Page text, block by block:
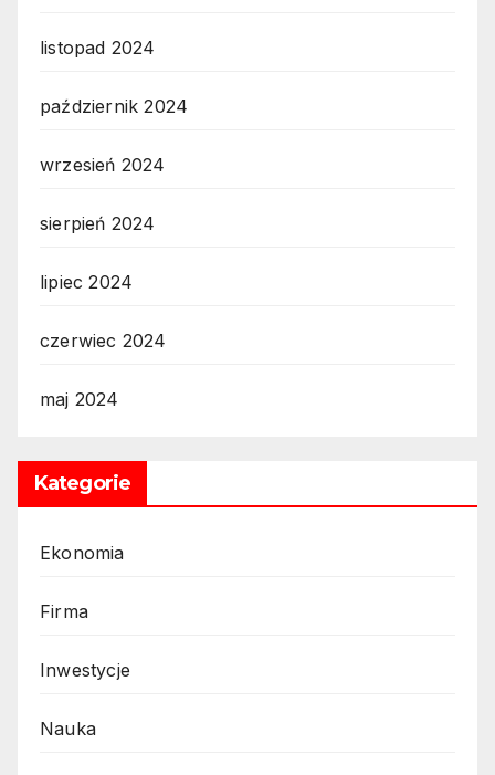
listopad 2024
październik 2024
wrzesień 2024
sierpień 2024
lipiec 2024
czerwiec 2024
maj 2024
Kategorie
Ekonomia
Firma
Inwestycje
Nauka